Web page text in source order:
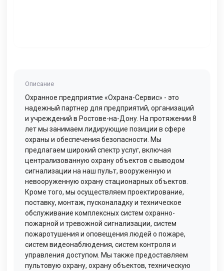
Описание
Охранное предприятие «Охрана-Сервис» - это
надежный партнер для предприятий, организаций
и учреждений в Ростове-на-Дону. На протяжении 8
лет мы занимаем лидирующие позиции в сфере
охраны и обеспечения безопасности. Мы
предлагаем широкий спектр услуг, включая
централизованную охрану объектов с выводом
сигнализации на наш пульт, вооруженную и
невооруженную охрану стационарных объектов.
Кроме того, мы осуществляем проектирование,
поставку, монтаж, пусконаладку и техническое
обслуживание комплексных систем охранно-
пожарной и тревожной сигнализации, систем
пожаротушения и оповещения людей о пожаре,
систем видеонаблюдения, систем контроля и
управления доступом. Мы также предоставляем
пультовую охрану, охрану объектов, техническую